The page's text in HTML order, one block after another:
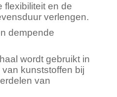
flexibiliteit en de
verlengen.
dempende
wordt gebruikt in
kunststoffen bij
van